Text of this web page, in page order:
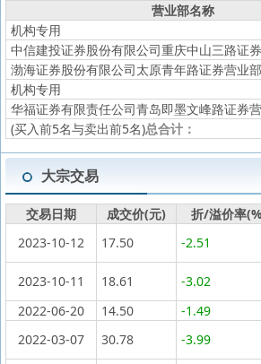
营业部名称
机构专用
中信建投证券股份有限公司重庆中山三路证
渤海证券股份有限公司太原青年路证券营业部
机构专用
华福证券有限责任公司青岛即墨文峰路证券
(买入前5名与卖出前5名)总合计：
大宗交易
交易日期 成交价(元) 折/溢价率
2023-10-12
17.50 -2.51
2023-10-11 18.61 -3.02
2022-06-20
14.50 -1.49
2022-03-07
30.78 -3.99